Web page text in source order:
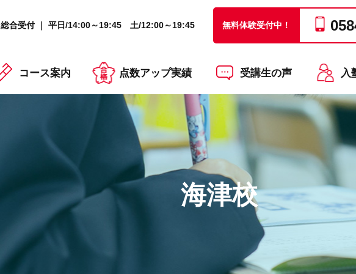
総合受付 ｜ 平日/14:00～19:45 土/12:00～19:45 無料体験受付中！
コース案内 点数アップ実績 受講生の声 入
海津校